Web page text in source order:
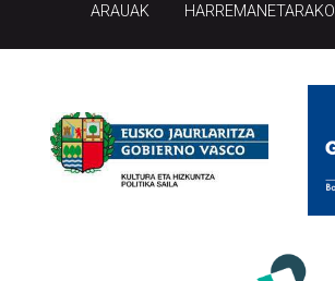
ARAUAK HARREMANETARAKO